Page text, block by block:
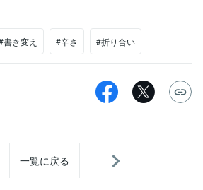
書き変え #辛さ #折り合い
一覧に戻る